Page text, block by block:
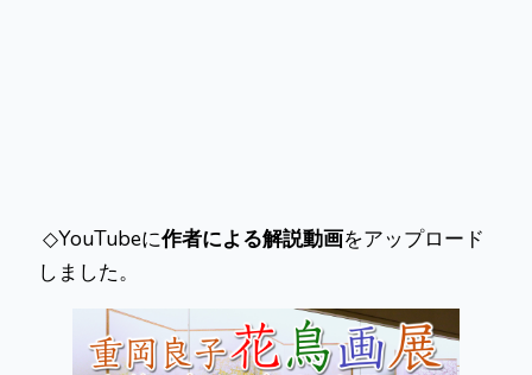
◇YouTubeに作者による解説動画をアップロード
しました。